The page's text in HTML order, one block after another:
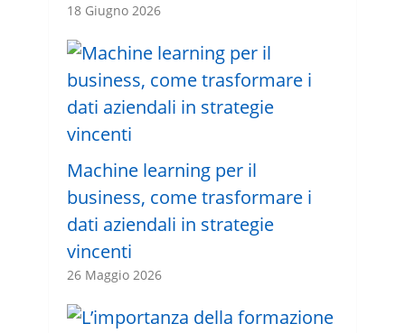
18 Giugno 2026
Machine learning per il
business, come trasformare i
dati aziendali in strategie
vincenti
26 Maggio 2026